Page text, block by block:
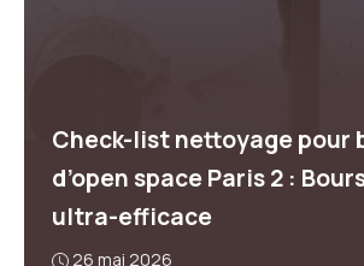
Check-list nettoyage pour
d’open space Paris 2 :
ultra-efficace
26 mai 2026